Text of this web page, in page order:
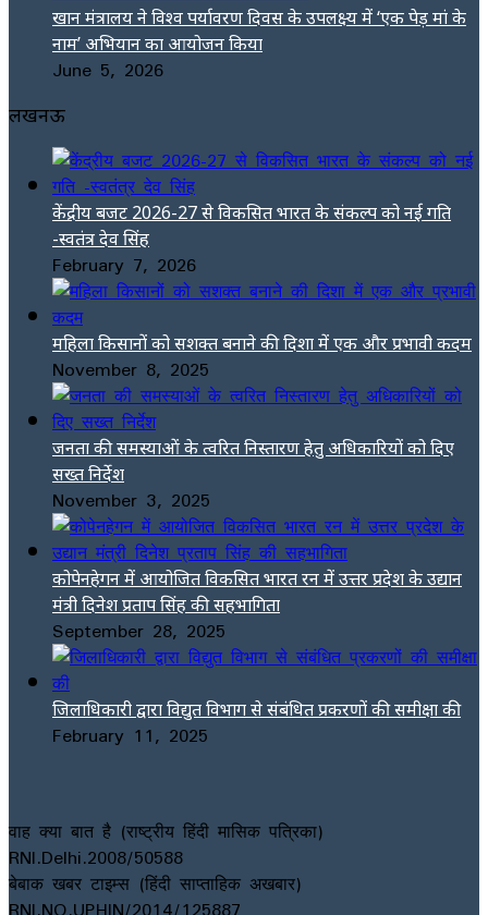
खान मंत्रालय ने विश्व पर्यावरण दिवस के उपलक्ष्य में ‘एक पेड़ मां के
नाम’ अभियान का आयोजन किया
June 5, 2026
लखनऊ
केंद्रीय बजट 2026-27 से विकसित भारत के संकल्प को नई गति
-स्वतंत्र देव सिंह
February 7, 2026
महिला किसानों को सशक्त बनाने की दिशा में एक और प्रभावी कदम
November 8, 2025
जनता की समस्याओं के त्वरित निस्तारण हेतु अधिकारियों को दिए
सख्त निर्देश
November 3, 2025
कोपेनहेगन में आयोजित विकसित भारत रन में उत्तर प्रदेश के उद्यान
मंत्री दिनेश प्रताप सिंह की सहभागिता
September 28, 2025
जिलाधिकारी द्वारा विद्युत विभाग से संबंधित प्रकरणों की समीक्षा की
February 11, 2025
वाह क्या बात है (राष्ट्रीय हिंदी मासिक पत्रिका)
RNI.Delhi.2008/50588
बेबाक खबर टाइम्स (हिंदी साप्ताहिक अखबार)